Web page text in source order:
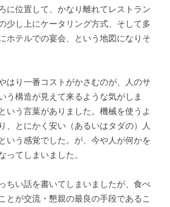
に位置して、かなり離れてレストラン
少し上にケータリング方式、そして多
ホテルでの宴会、という地図になりそ
はり一番コストがかさむのが、人のサ
う構造が見えて来るような気がしま
いう言葉がありました。機械を使うよ
、とにかく安い（あるいはタダの）人
いう感覚でした。が、今や人が何かを
ってしまいました。
ちい話を書いてしまいましたが、食べ
とが交流・懇親の最良の手段であるこ